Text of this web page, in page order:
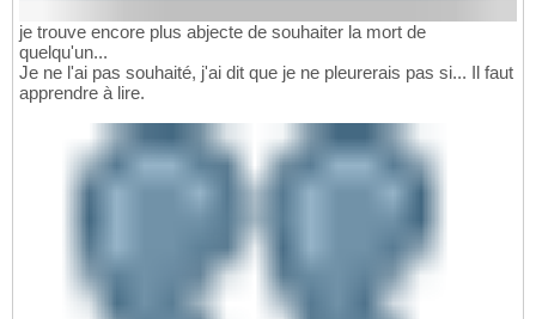
je trouve encore plus abjecte de souhaiter la mort de
quelqu'un...
Je ne l'ai pas souhaité, j'ai dit que je ne pleurerais pas si... Il faut
apprendre à lire.